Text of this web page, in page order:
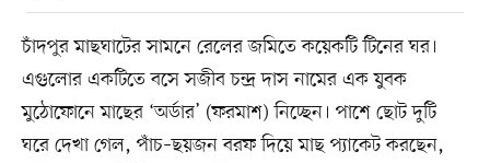
চাঁদপুর মাছঘাটের সামনে রেলের জমিতে কয়েকটি টিনের ঘর।
এগুলোর একটিতে বসে সজীব চন্দ্র দাস নামের এক যুবক
মুঠোফোনে মাছের ‘অর্ডার’ (ফরমাশ) নিচ্ছেন। পাশে ছোট দুটি
ঘরে দেখা গেল, পাঁচ–ছয়জন বরফ দিয়ে মাছ প্যাকেট করছেন,